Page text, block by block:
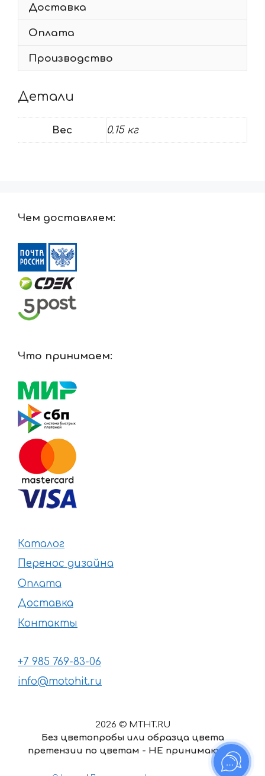
Доставка
Оплата
Производство
Детали
Вес 0.15 кг
Чем доставляем:
Что принимаем:
Каталог
Перенос дизайна
Оплата
Доставка
Контакты
+7 985 769-83-06
info@motohit.ru
2026 © MTHT.RU
Без цветопробы или образца цвета
претензии по цветам - НЕ принимаются
В корзину